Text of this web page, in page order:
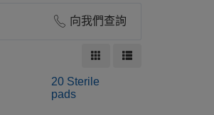
向我們查詢
20 Sterile
pads